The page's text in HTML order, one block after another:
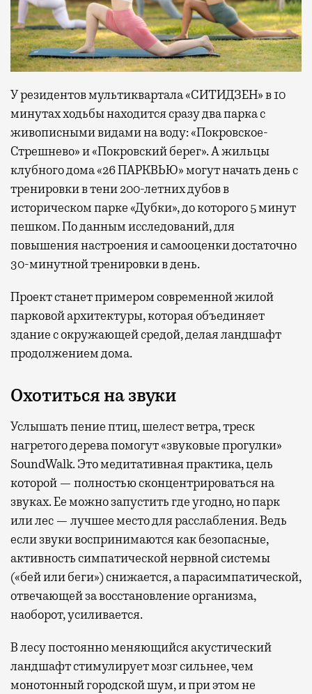
У резидентов мультиквартала «СИТИДЗЕН» в 10
минутах ходьбы находится сразу два парка с
живописными видами на воду: «Покровское-
Стрешнево» и «Покровский берег». А жильцы
клубного дома «26 ПАРКВЬЮ» могут начать день с
тренировки в тени 200-летних дубов в
историческом парке «Дубки», до которого 5 минут
пешком. По данным исследований, для
повышения настроения и самооценки достаточно
30-минутной тренировки в день.
Проект станет примером современной жилой
парковой архитектуры, которая объединяет
здание с окружающей средой, делая ландшафт
продолжением дома.
Охотиться на звуки
Услышать пение птиц, шелест ветра, треск
нагретого дерева помогут «звуковые прогулки»
SoundWalk. Это медитативная практика, цель
которой — полностью сконцентрироваться на
звуках. Ее можно запустить где угодно, но парк
или лес — лучшее место для расслабления. Ведь
если звуки воспринимаются как безопасные,
активность симпатической нервной системы
(«бей или беги») снижается, а парасимпатической,
отвечающей за восстановление организма,
наоборот, усиливается.
В лесу постоянно меняющийся акустический
ландшафт стимулирует мозг сильнее, чем
монотонный городской шум, и при этом не